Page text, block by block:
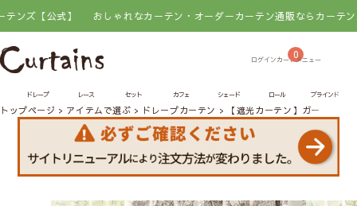
式】 おしゃれなカーテン・オーダーカーテン通販ならカーテンズ【公式
0
ドレープ レース セット カフェ シェード ロール ブラインド
トップページ アイテムで選ぶ ドレープカーテン 【遮光カーテン】ガーデンプ